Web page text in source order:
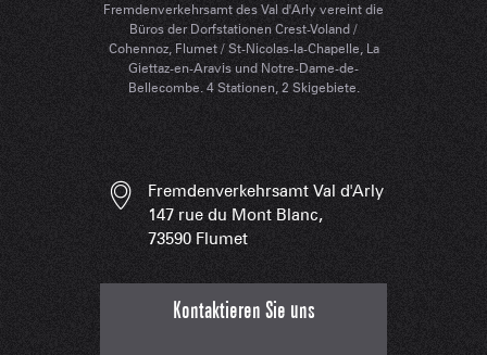
Fremdenverkehrsamt des Val d'Arly vereint die
Büros der Dorfstationen Crest-Voland /
Cohennoz, Flumet / St-Nicolas-la-Chapelle, La
Giettaz-en-Aravis und Notre-Dame-de-
Bellecombe. 4 Stationen, 2 Skigebiete.
Fremdenverkehrsamt Val d'Arly
147 rue du Mont Blanc,
73590 Flumet
Kontaktieren Sie uns